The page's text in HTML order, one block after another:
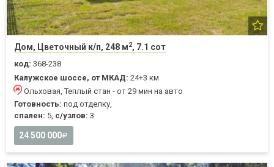
Дом, Цветочный к/п, 248 м2, 7.1 сот
код: 368-238
Калужское шоссе, от МКАД: 24+3 км
Ольховая, Теплый стан - от 29 мин на авто
Готовность: под отделку,
спален: 5, с/узлов: 3
24 500 000